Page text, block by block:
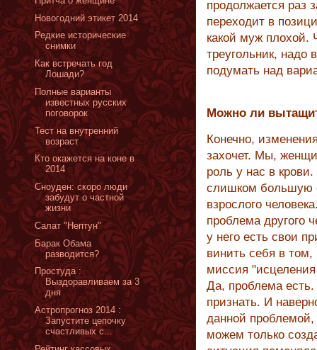
продолжается раз
переходит в
какой муж плохой.
треугольник, надо
подумать над
Можно ли
Конечно,
захочет. Мы,
роль у нас в
слишком большую
взрослого
проблема другого
у него есть свои
винить себя в
миссия
Да, проблема
признать. И
данной
можем только
Новогодний этикет 2014
Редкие исторические
снимки
Как встречать год
Лошади?
Полные варианты
известных русских
поговорок
Тест на внутренний
возраст
Кто окажется на коне в
2014
Сноуден: скоро люди
забудут о частной
жизни
Салат "Нептун"
Барак Обама
разводится?
Простуда :
Выздоравливаем за 3
дня
Астропрогноз 2014 :
Запустите цепочку
счастливых с...